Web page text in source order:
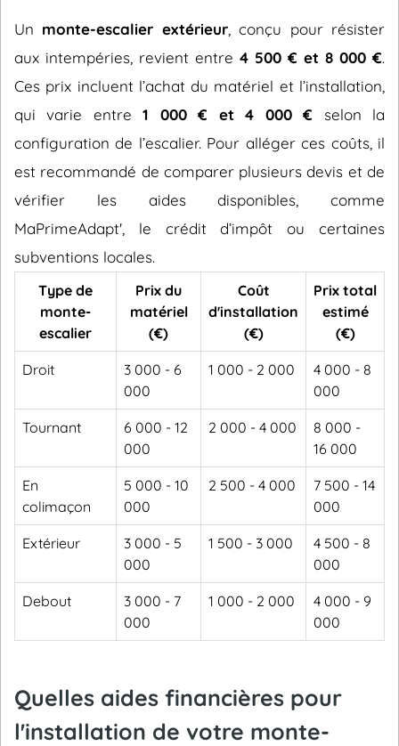
Un monte-escalier extérieur, conçu pour résister
aux intempéries, revient entre 4 500 € et 8 000 €.
Ces prix incluent l’achat du matériel et l’installation,
qui varie entre1 000 € et 4 000 € selon la
configuration de l’escalier. Pour alléger ces coûts, il
est recommandé de comparer plusieurs devis et de
vérifier les aides disponibles, comme
MaPrimeAdapt', le crédit d’impôt ou certaines
subventions locales.
Type de
monte-
escalier
Prix du
matériel
(€)
Coût
d'installation
(€)
Prix total
estimé
(€)
Droit
3 000 - 6
000
1 000 - 2 000
4 000 - 8
000
Tournant
6 000 - 12
000
2 000 - 4 000
8 000 -
16 000
En
colimaçon
5 000 - 10
000
2 500 - 4 000
7 500 - 14
000
Extérieur
3 000 - 5
000
1 500 - 3 000
4 500 - 8
000
Debout
3 000 - 7
000
1 000 - 2 000
4 000 - 9
000
Quelles aides financières pour
l'installation de votre monte-